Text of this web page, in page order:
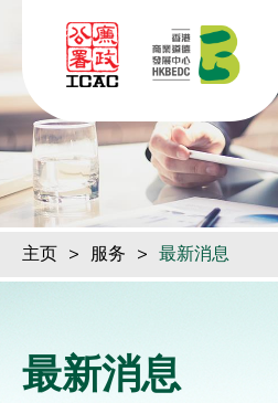
主页 > 服务 > 最新消息
最新消息